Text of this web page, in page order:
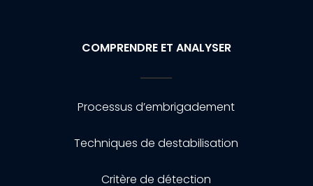
COMPRENDRE ET ANALYSER
Processus d’embrigadement
Techniques de destabilisation
Critère de détection